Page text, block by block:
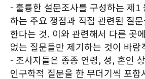
- 훌륭한 설문조사를 구성하는 제1
하는 주요 쟁점과 직접 관련된 질
한다는 것. 이와 관련해서 다른 곳
없는 질문들만 제기하는 것이 바람
- 조사자들은 종종 연령, 성, 혼인
인구학적 질문을 한 무더기씩 포함